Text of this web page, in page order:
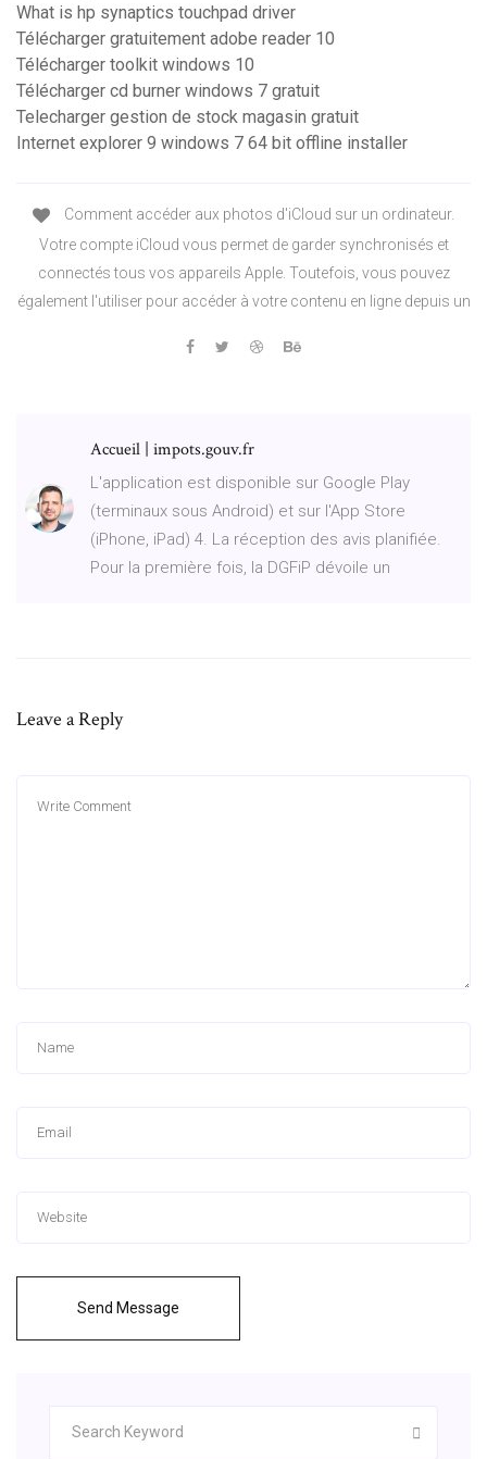
What is hp synaptics touchpad driver
Télécharger gratuitement adobe reader 10
Télécharger toolkit windows 10
Télécharger cd burner windows 7 gratuit
Telecharger gestion de stock magasin gratuit
Internet explorer 9 windows 7 64 bit offline installer
Comment accéder aux photos d'iCloud sur un ordinateur.
Votre compte iCloud vous permet de garder synchronisés et
connectés tous vos appareils Apple. Toutefois, vous pouvez
également l'utiliser pour accéder à votre contenu en ligne depuis un
Accueil | impots.gouv.fr
L'application est disponible sur Google Play
(terminaux sous Android) et sur l'App Store
(iPhone, iPad) 4. La réception des avis planifiée.
Pour la première fois, la DGFiP dévoile un
Leave a Reply
Send Message